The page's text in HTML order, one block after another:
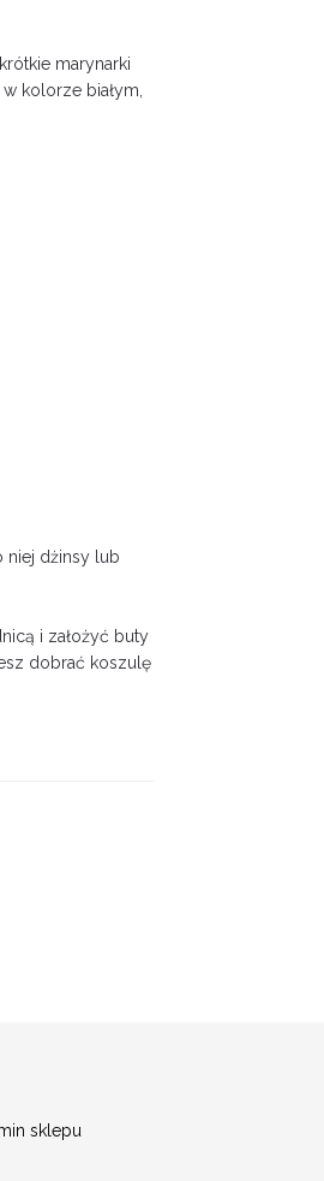
marynarki
kolorze białym,
niej dżinsy lub
i założyć buty
dobrać koszulę
sklepu